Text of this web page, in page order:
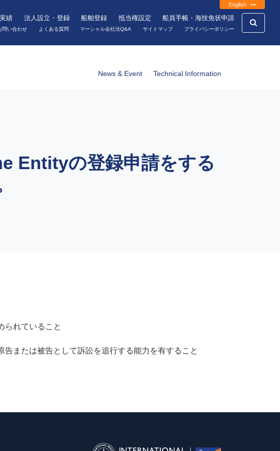
English
績 法人設立・登録 船舶登録 抵当権設定 船員手帳・海技免状申請
問い合わせ よくある質問 マーシャル会社法Q&A サイトマップ プライバシーポリシー
News & Event Technical Information
Entityの登録申請をする
られていること
または被告として訴訟を追行する能力を有すること